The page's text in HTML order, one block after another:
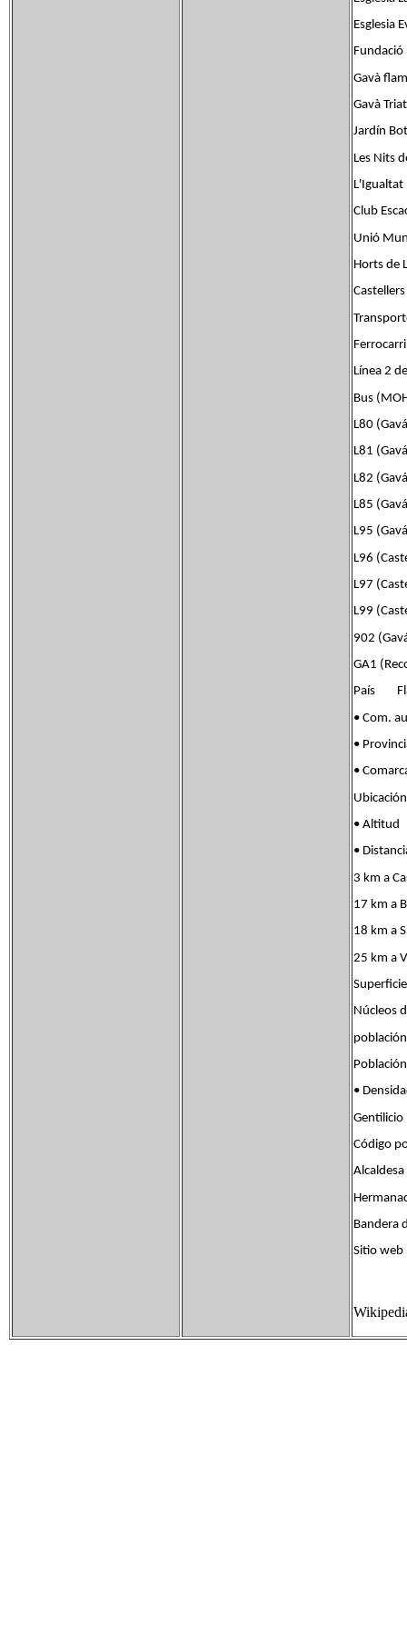
Esglesia
Fundació
Gavà
Gavà
Jardín
Les Nits
L'Igualtat
Club
Unió
Horts de
Línea 2
Bus
L80
L81
L82
L85
L95
L96
L97
L99
902
GA1
País
• Com.
•
•
•
•
3 km a
17 km a
18 km a
25 km a
Núcleos
•
Código
Bandera
Sitio